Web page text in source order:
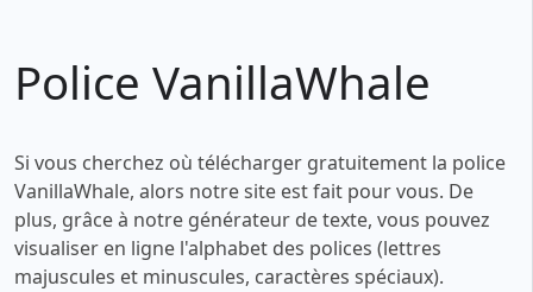
Police VanillaWhale
Si vous cherchez où télécharger gratuitement la police
VanillaWhale, alors notre site est fait pour vous. De
plus, grâce à notre générateur de texte, vous pouvez
visualiser en ligne l'alphabet des polices (lettres
majuscules et minuscules, caractères spéciaux).